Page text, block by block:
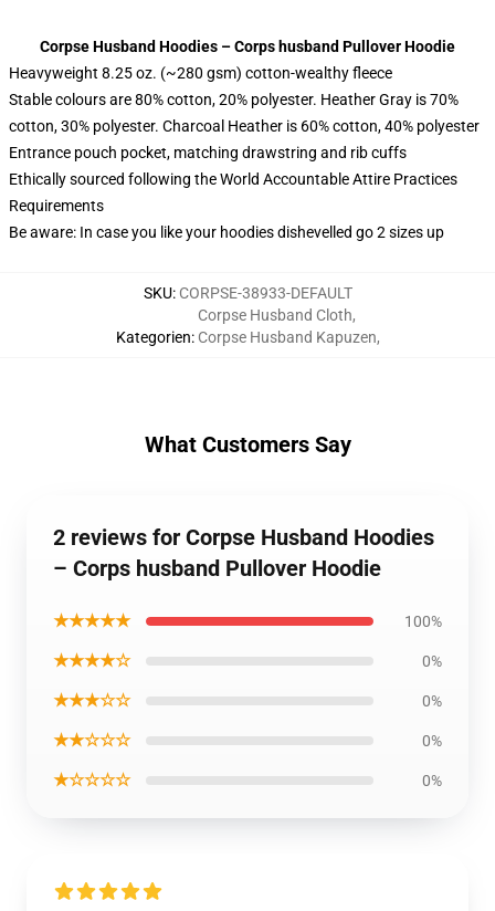
Corpse Husband Hoodies – Corps husband Pullover Hoodie
Heavyweight 8.25 oz. (~280 gsm) cotton-wealthy fleece
Stable colours are 80% cotton, 20% polyester. Heather Gray is 70%
cotton, 30% polyester. Charcoal Heather is 60% cotton, 40% polyester
Entrance pouch pocket, matching drawstring and rib cuffs
Ethically sourced following the World Accountable Attire Practices
Requirements
Be aware: In case you like your hoodies dishevelled go 2 sizes up
SKU: CORPSE-38933-DEFAULT
Kategorien:
Corpse Husband Cloth,
Corpse Husband Kapuzen,
What Customers Say
2 reviews for Corpse Husband Hoodies
– Corps husband Pullover Hoodie
★★★★★ 100%
★★★★☆ 0%
★★★☆☆ 0%
★★☆☆☆ 0%
★☆☆☆☆ 0%